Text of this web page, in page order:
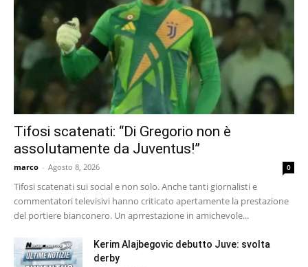
Tifosi scatenati: “Di Gregorio non è
assolutamente da Juventus!”
marco - Agosto 8, 2026 0
Tifosi scatenati sui social e non solo. Anche tanti giornalisti e
commentatori televisivi hanno criticato apertamente la prestazione
del portiere bianconero. Un aprrestazione in amichevole...
Kerim Alajbegovic debutto Juve: svolta
derby